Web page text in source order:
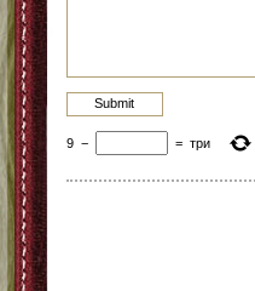
9 − = три